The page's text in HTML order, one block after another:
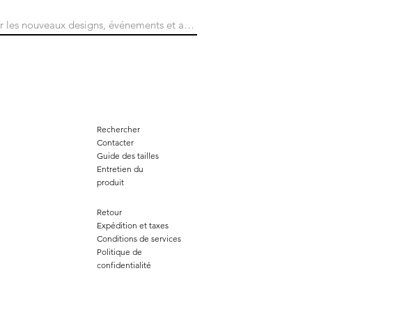
Rechercher
Contacter
Guide des tailles
Entretien du
produit
Retour
Expédition et taxes
Conditions de services
Politique de
confidentialité